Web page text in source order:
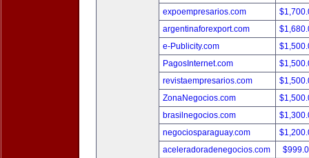
expoempresarios.com
argentinaforexport.com
e-Publicity.com
PagosInternet.com
revistaempresarios.com
ZonaNegocios.com
brasilnegocios.com
negociosparaguay.com
aceleradoradenegocios.com